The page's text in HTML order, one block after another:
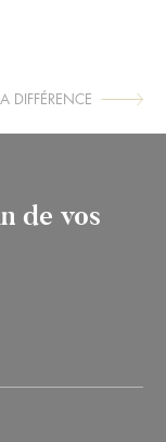
DIFFÉRENCE
de vos